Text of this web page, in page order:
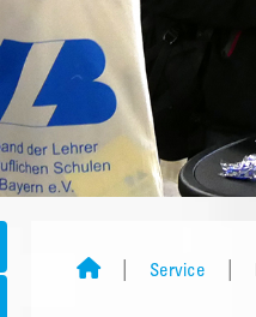
Service